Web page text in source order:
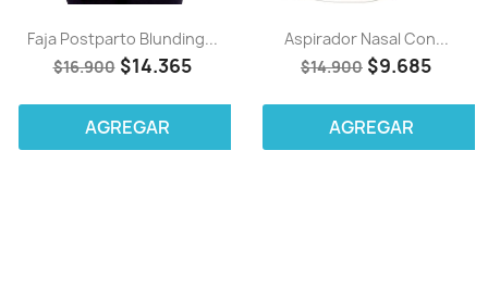
Faja Postparto Blunding...
$16.900 $14.365
AGREGAR
Aspirador Nasal Con...
$14.900 $9.685
AGREGAR